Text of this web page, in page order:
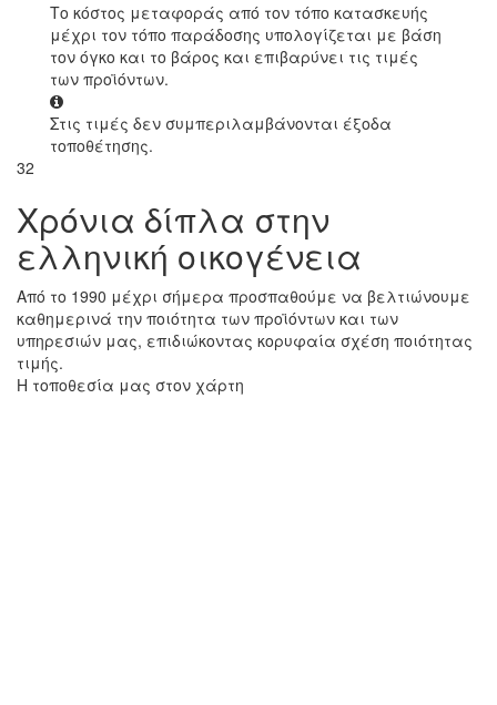
Το κόστος μεταφοράς από τον τόπο κατασκευής
μέχρι τον τόπο παράδοσης υπολογίζεται με βάση
τον όγκο και το βάρος και επιβαρύνει τις τιμές
των προϊόντων.
Στις τιμές δεν συμπεριλαμβάνονται έξοδα
τοποθέτησης.
32
Χρόνια δίπλα στην
ελληνική οικογένεια
Από το 1990 μέχρι σήμερα προσπαθούμε να βελτιώνουμε
καθημερινά την ποιότητα των προϊόντων και των
υπηρεσιών μας, επιδιώκοντας κορυφαία σχέση ποιότητας
τιμής.
Η τοποθεσία μας στον χάρτη